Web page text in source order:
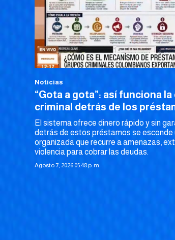
Noticias
“Gota a gota”: así funciona
criminal detrás de los
El sistema ofrece dinero rápido y sin
detrás de estos préstamos se esconde
organizada que recurre a amenazas,
violencia para cobrar las deudas.
Agosto 7, 2026 05:48 p. m.